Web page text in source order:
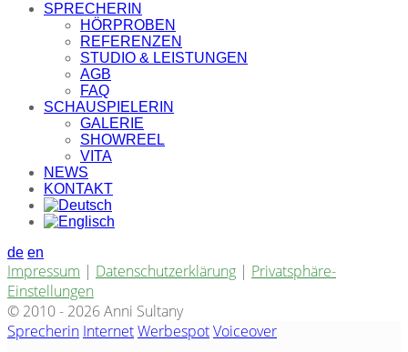
SPRECHERIN
HÖRPROBEN
REFERENZEN
STUDIO & LEISTUNGEN
AGB
FAQ
SCHAUSPIELERIN
GALERIE
SHOWREEL
VITA
NEWS
KONTAKT
de en
Impressum | Datenschutzerklärung | Privatsphäre-
Einstellungen
© 2010 - 2026 Anni Sultany
Sprecherin InternetWerbespotVoiceover